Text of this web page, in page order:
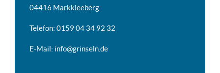
04416 Markkleeberg
Telefon: 0159 04 34 92 32
E-Mail: info@grinseln.de